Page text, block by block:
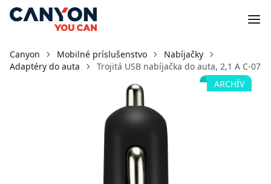
Canyon Mobilné príslušenstvo
Nabíjačky
Adaptéry do auta
Trojitá USB nabíjačka do auta, 2,1 A C-07
ARCHÍV